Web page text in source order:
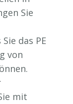
Sie
das PE
von
mit